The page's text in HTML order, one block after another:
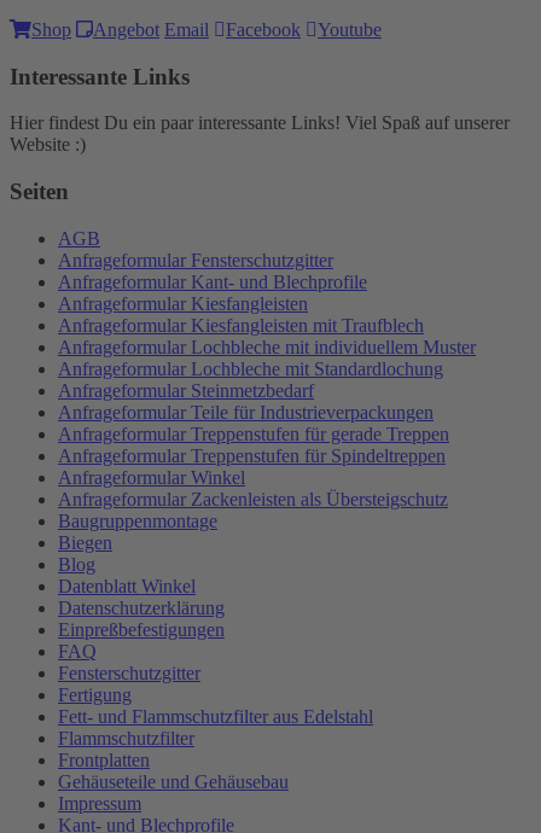
Shop
Angebot Email Facebook Youtube
Interessante Links
Hier findest Du ein paar interessante Links! Viel Spaß auf unserer
Website :)
Seiten
AGB
Anfrageformular Fensterschutzgitter
Anfrageformular Kant- und Blechprofile
Anfrageformular Kiesfangleisten
Anfrageformular Kiesfangleisten mit Traufblech
Anfrageformular Lochbleche mit individuellem Muster
Anfrageformular Lochbleche mit Standardlochung
Anfrageformular Steinmetzbedarf
Anfrageformular Teile für Industrieverpackungen
Anfrageformular Treppenstufen für gerade Treppen
Anfrageformular Treppenstufen für Spindeltreppen
Anfrageformular Winkel
Anfrageformular Zackenleisten als Übersteigschutz
Baugruppenmontage
Biegen
Blog
Datenblatt Winkel
Datenschutzerklärung
Einpreßbefestigungen
FAQ
Fensterschutzgitter
Fertigung
Fett- und Flammschutzfilter aus Edelstahl
Flammschutzfilter
Frontplatten
Gehäuseteile und Gehäusebau
Impressum
Kant- und Blechprofile